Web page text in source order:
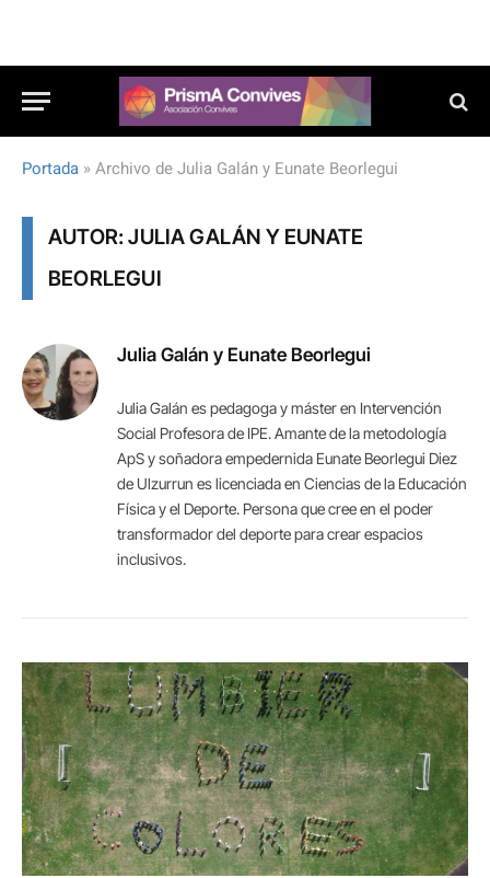
Portada »Archivo de Julia Galán y Eunate Beorlegui
AUTOR: JULIA GALÁN Y EUNATE
BEORLEGUI
Julia Galán y Eunate Beorlegui
Julia Galán es pedagoga y máster en Intervención
Social Profesora de IPE. Amante de la metodología
ApS y soñadora empedernida Eunate Beorlegui Diez
de Ulzurrun es licenciada en Ciencias de la Educación
Física y el Deporte. Persona que cree en el poder
transformador del deporte para crear espacios
inclusivos.